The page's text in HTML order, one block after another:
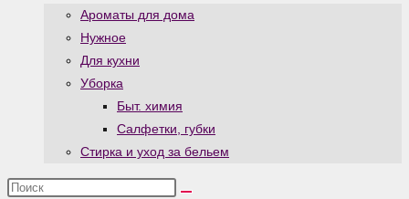
Ароматы для дома
Нужное
Для кухни
Уборка
Быт. химия
Салфетки, губки
Стирка и уход за бельем
Поиск